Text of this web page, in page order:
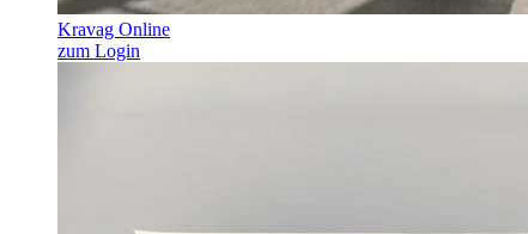
Kravag Online
zum Login